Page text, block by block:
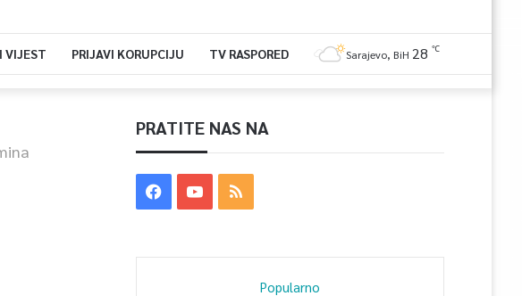
VIJEST PRIJAVI KORUPCIJU TV RASPORED Sarajevo, BiH 28 ℃
PRATITE NAS NA
Popularno